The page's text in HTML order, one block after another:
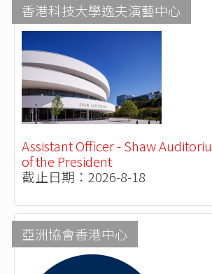
香港科技大學逸夫演藝中心
Assistant Officer - Shaw
of the President
截止日期：2026-8-18
亞洲協會香港中心